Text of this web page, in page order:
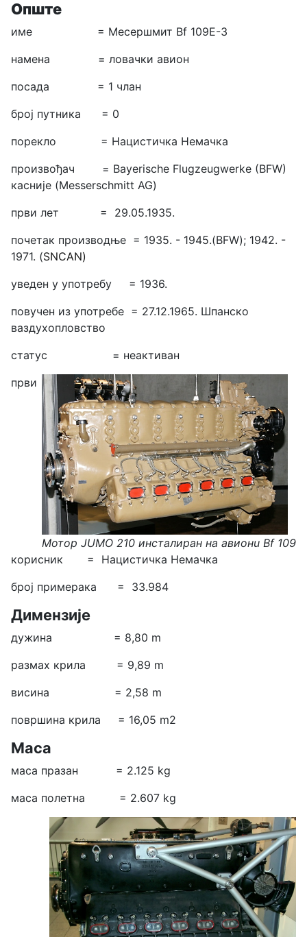
Опште
име = Месершмит Bf 109E-3
намена = ловачки авион
посада = 1 члан
број путника = 0
порекло = Нацистичка Немачка
произвођач = Bayerische Flugzeugwerke (BFW)
касније (Messerschmitt AG)
први лет = 29.05.1935.
почетак производње = 1935. - 1945.(BFW); 1942. -
1971. (SNCAN)
уведен у употребу = 1936.
повучен из употребе = 27.12.1965. Шпанско
ваздухопловство
статус = неактиван
Мотор JUMO 210 инсталиран на авионu Bf 109
први
корисник = Нацистичка Немачка
број примерака = 33.984
Димензије
дужина = 8,80 m
размах крила = 9,89 m
висина = 2,58 m
површина крила = 16,05 m2
Маса
маса празан = 2.125 kg
маса полетна = 2.607 kg